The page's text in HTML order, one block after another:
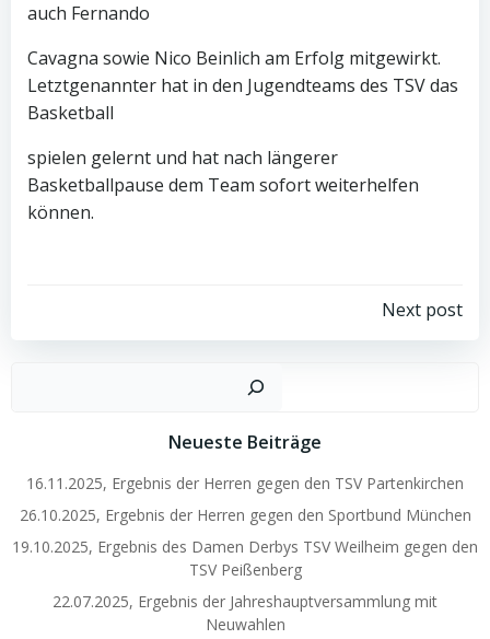
auch Fernando
Cavagna sowie Nico Beinlich am Erfolg mitgewirkt.
Letztgenannter hat in den Jugendteams des TSV das
Basketball
spielen gelernt und hat nach längerer
Basketballpause dem Team sofort weiterhelfen
können.
navigation
Next post
Neueste Beiträge
16.11.2025, Ergebnis der Herren gegen den TSV Partenkirchen
26.10.2025, Ergebnis der Herren gegen den Sportbund München
19.10.2025, Ergebnis des Damen Derbys TSV Weilheim gegen den
TSV Peißenberg
22.07.2025, Ergebnis der Jahreshauptversammlung mit
Neuwahlen